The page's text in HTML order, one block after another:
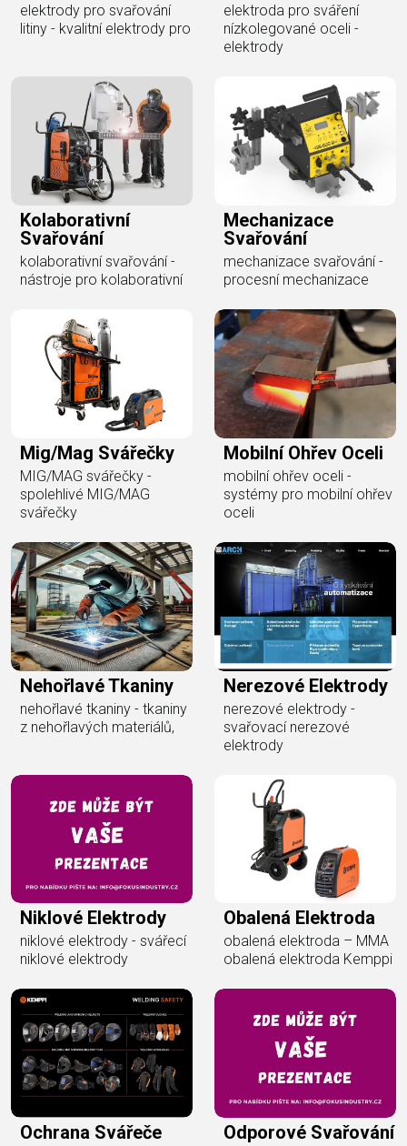
elektrody pro svařování
litiny - kvalitní elektrody pro
elektroda pro sváření
nízkolegované oceli -
elektrody
Kolaborativní
Svařování
kolaborativní svařování -
nástroje pro kolaborativní
Mechanizace
Svařování
mechanizace svařování -
procesní mechanizace
Mig/mag Svářečky
MIG/MAG svářečky -
spolehlivé MIG/MAG
svářečky
Mobilní Ohřev Oceli
mobilní ohřev oceli -
systémy pro mobilní ohřev
oceli
Nehořlavé Tkaniny
nehořlavé tkaniny - tkaniny
z nehořlavých materiálů,
Nerezové Elektrody
nerezové elektrody -
svařovací nerezové
elektrody
Niklové Elektrody
niklové elektrody - svářecí
niklové elektrody
Obalená Elektroda
obalená elektroda – MMA
obalená elektroda Kemppi
Ochrana Svářeče Odporové Svařování